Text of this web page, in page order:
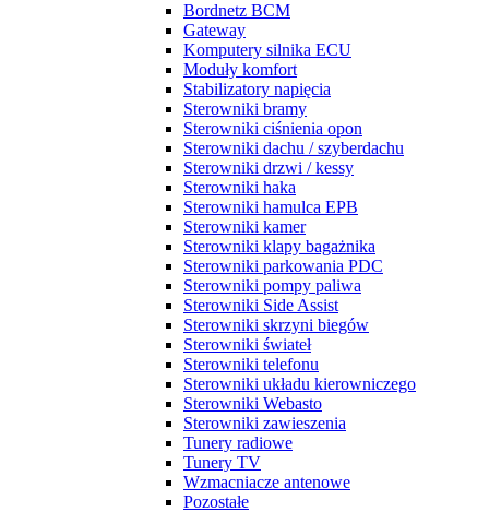
Bordnetz BCM
Gateway
Komputery silnika ECU
Moduły komfort
Stabilizatory napięcia
Sterowniki bramy
Sterowniki ciśnienia opon
Sterowniki dachu / szyberdachu
Sterowniki drzwi / kessy
Sterowniki haka
Sterowniki hamulca EPB
Sterowniki kamer
Sterowniki klapy bagażnika
Sterowniki parkowania PDC
Sterowniki pompy paliwa
Sterowniki Side Assist
Sterowniki skrzyni biegów
Sterowniki świateł
Sterowniki telefonu
Sterowniki układu kierowniczego
Sterowniki Webasto
Sterowniki zawieszenia
Tunery radiowe
Tunery TV
Wzmacniacze antenowe
Pozostałe